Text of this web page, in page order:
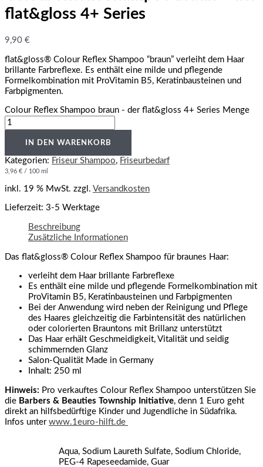
flat&gloss 4+ Series
9,90 €
flat&gloss® Colour Reflex Shampoo “braun” verleiht dem Haar
brillante Farbreflexe. Es enthält eine milde und pflegende
Formelkombination mit ProVitamin B5, Keratinbausteinen und
Farbpigmenten.
Colour Reflex Shampoo braun - der flat&gloss 4+ Series Menge
IN DEN WARENKORB
Kategorien: Friseur Shampoo, Friseurbedarf
3,96 € / 100 ml
inkl. 19 % MwSt. zzgl. Versandkosten
Lieferzeit: 3-5 Werktage
Beschreibung
Zusätzliche Informationen
Das flat&gloss® Colour Reflex Shampoo für braunes Haar:
verleiht dem Haar brillante Farbreflexe
Es enthält eine milde und pflegende Formelkombination mit
ProVitamin B5, Keratinbausteinen und Farbpigmenten
Bei der Anwendung wird neben der Reinigung und Pflege
des Haares gleichzeitig die Farbintensität des natürlichen
oder colorierten Brauntons mit Brillanz unterstützt
Das Haar erhält Geschmeidigkeit, Vitalität und seidig
schimmernden Glanz
Salon-Qualität Made in Germany
Inhalt: 250 ml
Hinweis: Pro verkauftes Colour Reflex Shampoo unterstützen Sie
die Barbers & Beauties Township Initiative, denn 1 Euro geht
direkt an hilfsbedürftige Kinder und Jugendliche in Südafrika.
Infos unter www.1euro-hilft.de
Aqua, Sodium Laureth Sulfate, Sodium Chloride,
PEG-4 Rapeseedamide, Guar